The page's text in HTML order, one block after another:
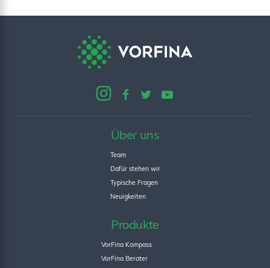
Über uns
Team
Dafür stehen wir
Typische Fragen
Neuigkeiten
Produkte
VorFina Kompass
VorFina Berater